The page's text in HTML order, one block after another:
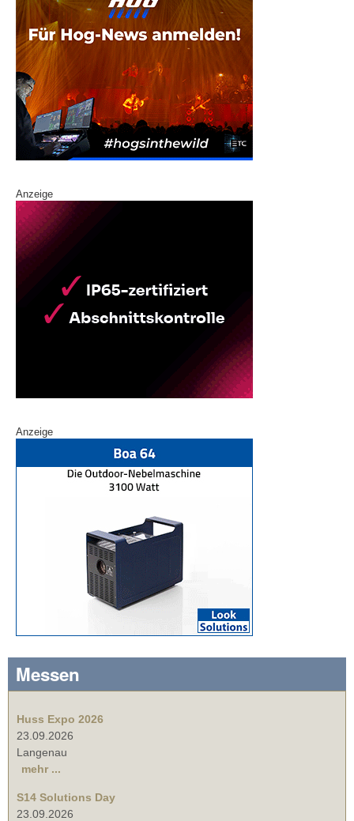
Anzeige
Anzeige
Messen
Huss Expo 2026
23.09.2026
Langenau
mehr ...
S14 Solutions Day
23.09.2026